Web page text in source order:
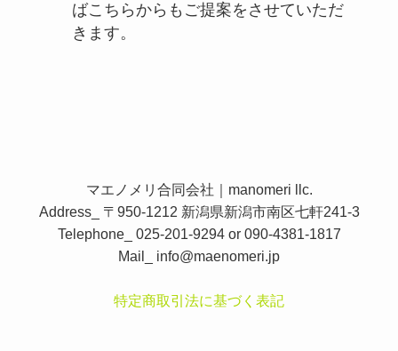
ばこちらからもご提案をさせていただ
きます。
マエノメリ合同会社｜manomeri llc.
Address_ 〒950-1212 新潟県新潟市南区七軒241-3
Telephone_ 025-201-9294 or 090-4381-1817
Mail_ info@maenomeri.jp
特定商取引法に基づく表記